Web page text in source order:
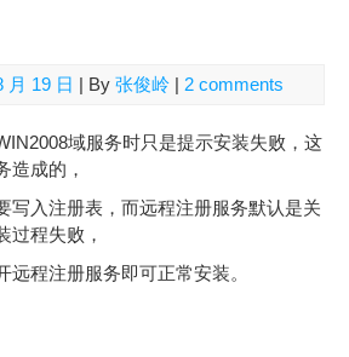
月 19 日 | By 张俊岭 | 2 comments
域服务时只是提示安装失败，这
造成的，
写入注册表，而远程注册服务默认是关
过程失败，
远程注册服务即可正常安装。